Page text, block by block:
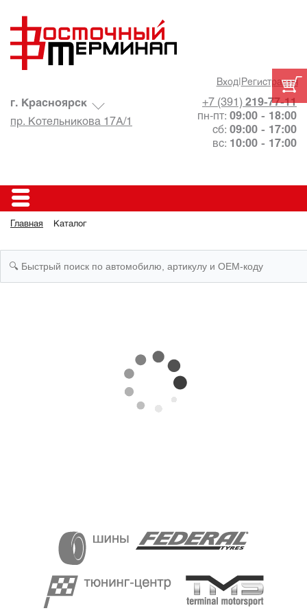
Вход| Регистрация
+7 (391) 219-77-11
пн-пт: 09:00 - 18:00
сб: 09:00 - 17:00
вс: 10:00 - 17:00
г. Красноярск
пр. Котельникова 17А/1
Главная Каталог